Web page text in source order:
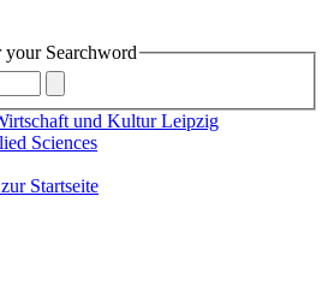
your Searchword
und Kultur Leipzig
Sciences